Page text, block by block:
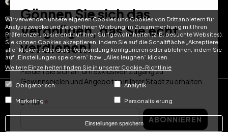
Wir verwenden unsere eigenen Cookies und Cookies von Drittanbietern für
Analysezwecke und zeigen Ihnen Werbung im Zusammenhang mit Ihren
Präferenzen, basierend auf Ihren Surfgewohnheiten (z. B. besuchte Websites).
Sie können Cookies akzeptieren, indem Sie auf die Schaltfläche „Akzeptiere
alle“ klicken, oder deren Verwendung konfigurieren oder ablehnen, indem Sie
auf „Einstellungen speichern“ bzw. „Alles leugnen“ klicken.
Weitere Einzelheiten finden Sie in unserer Cookie-Richtlinie
Obligatorisch Analytik
Marketing Personalisierung
Einstellungen speichern
YouTube
TikTok
LinkedIn
DE FR
© Hotel Treats 2026
Tel: +34 871 51 00 40 (9:00 - 19:00 CEST)
Gönnen Sie sich das
Vergnügen, das Sie echt
verdienen!
Melden Sie sich an, um exklusiven Zugang zu
Gewinnspielen und Angeboten in Ihrer Stadt zu erhalten.
E-Mail
ABONNIEREN